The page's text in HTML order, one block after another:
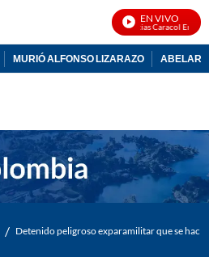
EN VIVO
Noticias Caracol En Vivo
MURIÓ ALFONSO LIZARAZO
/ Detenido peligroso exparamilitar que se